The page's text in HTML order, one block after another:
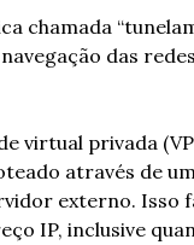
chamada
das
virtual privada
através de
externo. Isso
IP, inclusive